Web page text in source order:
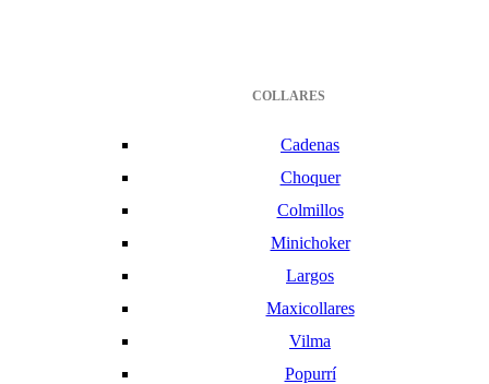
COLLARES
Cadenas
Choquer
Colmillos
Minichoker
Largos
Maxicollares
Vilma
Popurrí